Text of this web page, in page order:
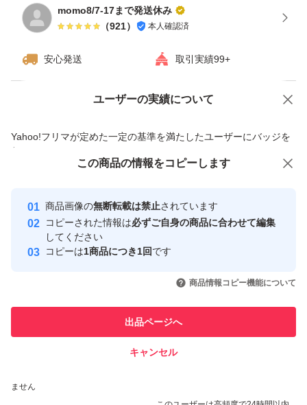
momo8/7-17まで発送休み
（921） 本人確認済
安心発送 取引実績99+
ユーザーの実績について
Yahoo!フリマが定めた一定の基準を満たしたユーザーにバッジを
付与しています
安心取引出品者
心・安全なユーザーです
取引実績
引を完了させた実績があります
での取引実績があります
ません
価格の相談 商品への質問
この商品の情報をコピーします
商品画像の無断転載は禁止されています
コピーされた情報は必ずご自身の商品に合わせて編集
してください
コピーは1商品につき1回です
商品情報コピー機能について
出品ページへ
キャンセル
この商品をみている人にオススメ